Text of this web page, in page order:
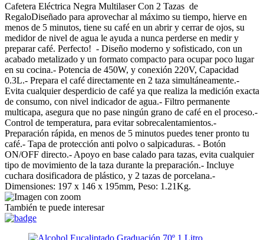
Cafetera Eléctrica Negra Multilaser Con 2 Tazas de
RegaloDiseñado para aprovechar al máximo su tiempo, hierve en
menos de 5 minutos, tiene su café en un abrir y cerrar de ojos, su
medidor de nivel de agua le ayuda a nunca perderse en medir y
preparar café. Perfecto! - Diseño moderno y sofisticado, con un
acabado metalizado y un formato compacto para ocupar poco lugar
en su cocina.- Potencia de 450W, y conexión 220V, Capacidad
0.3L.- Prepara el café directamente en 2 taza simultáneamente.-
Evita cualquier desperdicio de café ya que realiza la medición exacta
de consumo, con nivel indicador de agua.- Filtro permanente
multicapa, asegura que no pase ningún grano de café en el proceso.-
Control de temperatura, para evitar sobrecalentamientos.-
Preparación rápida, en menos de 5 minutos puedes tener pronto tu
café.- Tapa de protección anti polvo o salpicaduras. - Botón
ON/OFF directo.- Apoyo en base calado para tazas, evita cualquier
tipo de movimiento de la taza durante la preparación.- Incluye
cuchara dosificadora de plástico, y 2 tazas de porcelana.-
Dimensiones: 197 x 146 x 195mm, Peso: 1.21Kg.
También te puede interesar